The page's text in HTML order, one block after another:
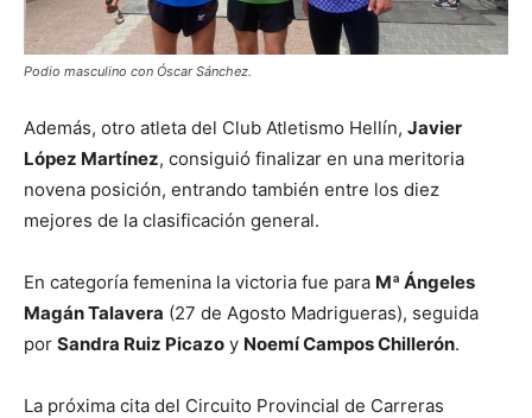
Podio masculino con Óscar Sánchez.
Además, otro atleta del Club Atletismo Hellín, Javier
López Martínez, consiguió finalizar en una meritoria
novena posición, entrando también entre los diez
mejores de la clasificación general.
En categoría femenina la victoria fue para Mª Ángeles
Magán Talavera (27 de Agosto Madrigueras), seguida
por Sandra Ruiz Picazo y Noemí Campos Chillerón.
La próxima cita del Circuito Provincial de Carreras